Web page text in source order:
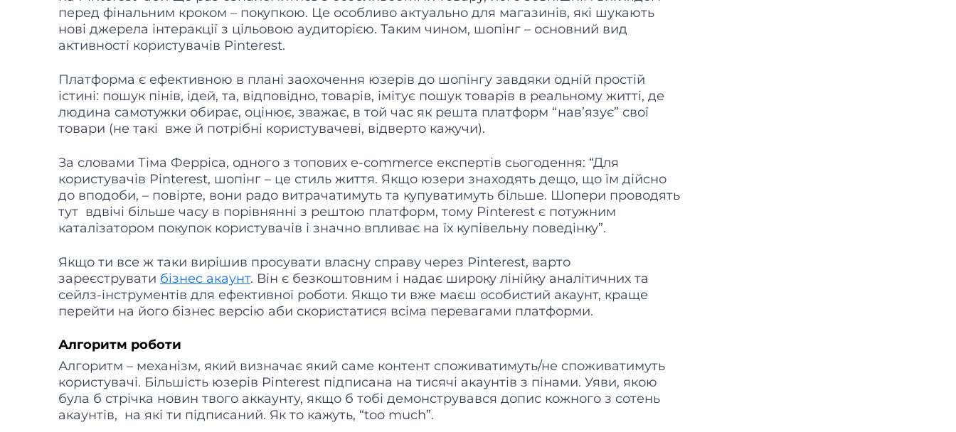
перед фінальним кроком – покупкою. Це особливо актуально для магазинів, які шукають
нові джерела інтеракції з цільовою аудиторією. Таким чином, шопінг – основний вид
активності користувачів Pinterest.
Платформа є ефективною в плані заохочення юзерів до шопінгу завдяки одній простій
істині: пошук пінів, ідей, та, відповідно, товарів, імітує пошук товарів в реальному житті, де
людина самотужки обирає, оцінює, зважає, в той час як решта платформ “нав’язує” свої
товари (не такі вже й потрібні користувачеві, відверто кажучи).
За словами Тіма Ферріса, одного з топових e-сommerce експертів сьогодення: “Для
користувачів Pinterest, шопінг – це стиль життя. Якщо юзери знаходять дещо, що їм дійсно
до вподоби, – повірте, вони радо витрачатимуть та купуватимуть більше. Шопери проводять
тут вдвічі більше часу в порівнянні з рештою платформ, тому Pinterest є потужним
каталізатором покупок користувачів і значно впливає на їх купівельну поведінку”.
Якщо ти все ж таки вирішив просувати власну справу через Pinterest, варто
зареєструвати бізнес акаунт. Він є безкоштовним і надає широку лінійку аналітичних та
сейлз-інструментів для ефективної роботи. Якщо ти вже маєш особистий акаунт, краще
перейти на його бізнес версію аби скористатися всіма перевагами платформи.
Алгоритм роботи
Алгоритм – механізм, який визначає який саме контент споживатимуть/не споживатимуть
користувачі. Більшість юзерів Pinterest підписана на тисячі акаунтів з пінами. Уяви, якою
була б стрічка новин твого аккаунту, якщо б тобі демонструвався допис кожного з сотень
акаунтів, на які ти підписаний. Як то кажуть, “too much”.